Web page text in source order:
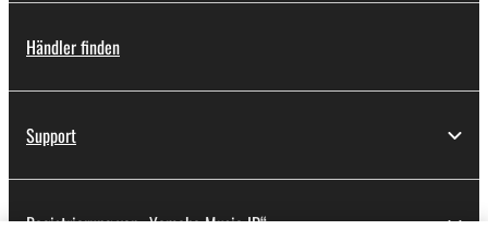
Händler finden
Support
Registrierung von „Yamaha Music ID“